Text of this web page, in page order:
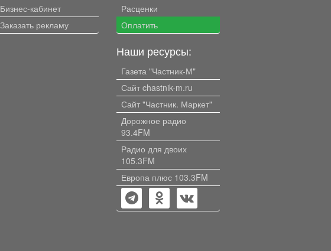
Бизнес-кабинет
Заказать рекламу
Расценки
Оплатить
Наши ресурсы:
Газета "Частник-М"
Сайт chastnik-m.ru
Сайт "Частник. Маркет"
Дорожное радио
93.4FM
Радио для двоих
105.3FM
Европа плюс 103.3FM